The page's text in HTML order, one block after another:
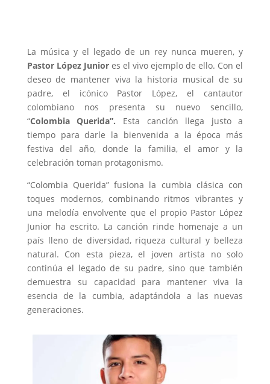
La música y el legado de un rey nunca mueren, y
Pastor López Juniores el vivo ejemplo de ello. Con el
deseo de mantener viva la historia musical de su
padre, el icónico Pastor López, el cantautor
colombiano nos presenta su nuevo sencillo,
“Colombia Querida”. Esta canción llega justo a
tiempo para darle la bienvenida a la época más
festiva del año, donde la familia, el amor y la
celebración toman protagonismo.
“Colombia Querida” fusiona la cumbia clásica con
toques modernos, combinando ritmos vibrantes y
una melodía envolvente que el propio Pastor López
Junior ha escrito. La canción rinde homenaje a un
país lleno de diversidad, riqueza cultural y belleza
natural. Con esta pieza, el joven artista no solo
continúa el legado de su padre, sino que también
demuestra su capacidad para mantener viva la
esencia de la cumbia, adaptándola a las nuevas
generaciones.